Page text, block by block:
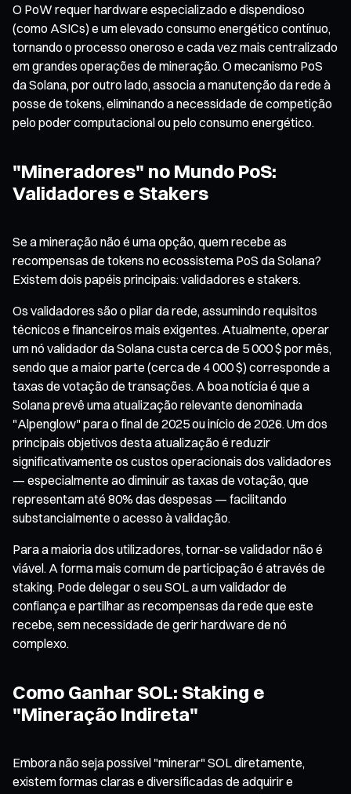
O PoW requer hardware especializado e dispendioso
(como ASICs) e um elevado consumo energético contínuo,
tornando o processo oneroso e cada vez mais centralizado
em grandes operações de mineração. O mecanismo PoS
da Solana, por outro lado, associa a manutenção da rede à
posse de tokens, eliminando a necessidade de competição
pelo poder computacional ou pelo consumo energético.
"Mineradores" no Mundo PoS:
Validadores e Stakers
Se a mineração não é uma opção, quem recebe as
recompensas de tokens no ecossistema PoS da Solana?
Existem dois papéis principais: validadores e stakers.
Os validadores são o pilar da rede, assumindo requisitos
técnicos e financeiros mais exigentes. Atualmente, operar
um nó validador da Solana custa cerca de 5 000 $ por mês,
sendo que a maior parte (cerca de 4 000 $) corresponde a
taxas de votação de transações. A boa notícia é que a
Solana prevê uma atualização relevante denominada
"Alpenglow" para o final de 2025 ou início de 2026. Um dos
principais objetivos desta atualização é reduzir
significativamente os custos operacionais dos validadores
— especialmente ao diminuir as taxas de votação, que
representam até 80% das despesas — facilitando
substancialmente o acesso à validação.
Para a maioria dos utilizadores, tornar-se validador não é
viável. A forma mais comum de participação é através de
staking. Pode delegar o seu SOL a um validador de
confiança e partilhar as recompensas da rede que este
recebe, sem necessidade de gerir hardware de nó
complexo.
Como Ganhar SOL: Staking e
"Mineração Indireta"
Embora não seja possível "minerar" SOL diretamente,
existem formas claras e diversificadas de adquirir e